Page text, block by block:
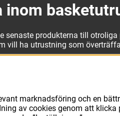
inom
produkterna till
vill ha utrustning som
klubb behöver. Välj ut
prisvärda sortiment kan vi
kan du vara säker på
marknadsföring och en
av cookies genom att klicka